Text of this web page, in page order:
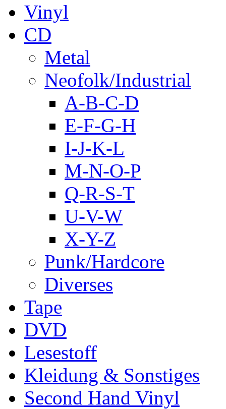
Vinyl
CD
Metal
Neofolk/Industrial
A-B-C-D
E-F-G-H
I-J-K-L
M-N-O-P
Q-R-S-T
U-V-W
X-Y-Z
Punk/Hardcore
Diverses
Tape
DVD
Lesestoff
Kleidung & Sonstiges
Second Hand Vinyl